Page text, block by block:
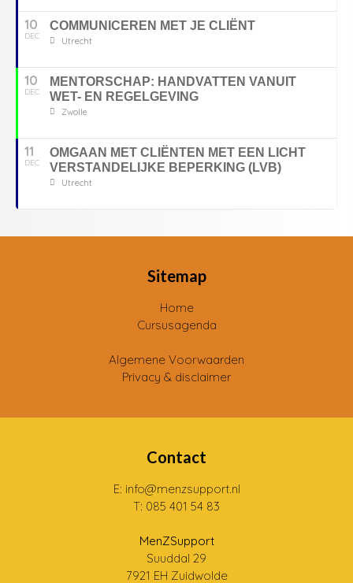
10
DEC
COMMUNICEREN MET JE CLIËNT
Utrecht
10
DEC
MENTORSCHAP: HANDVATTEN VANUIT
WET- EN REGELGEVING
Zwolle
11
DEC
OMGAAN MET CLIËNTEN MET EEN LICHT
VERSTANDELIJKE BEPERKING (LVB)
Utrecht
Sitemap
Home
Cursusagenda
Algemene Voorwaarden
Privacy & disclaimer
Contact
E: info@menzsupport.nl
T: 085 401 54 83
MenZSupport
Suuddal 29
7921 EH Zuidwolde